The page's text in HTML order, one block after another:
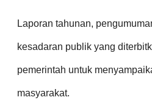
Laporan tahunan,
kesadaran publik yang
pemerintah untuk
masyarakat.